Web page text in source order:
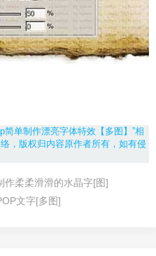
单制作漂亮字体特效【多图】”相
，版权归内容原作者所有，如有侵
作柔柔滑滑的水晶字[图]
文字[多图]